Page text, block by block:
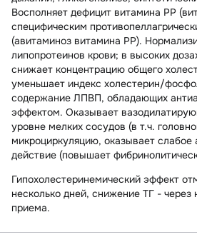
Восполняет дефицит витамина РР
специфическим
(авитаминоз витамина РР).
липопротеинов крови; в высоких
снижает концентрацию общего
уменьшает индекс холестерин/
содержание ЛПВП, обладающих
эффектом. Оказывает
уровне мелких сосудов (в т.ч.
микроциркуляцию, оказывает слабое
действие (повышает
Гипохолестеринемический эффект
несколько дней, снижение ТГ - через
приема.